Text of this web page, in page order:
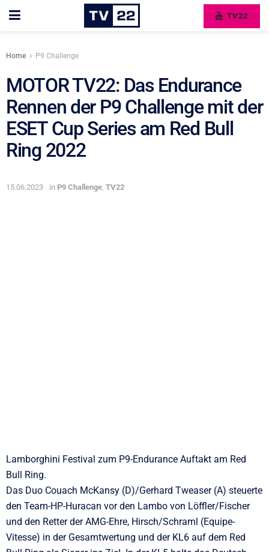
TV22
Home P9 Challenge
MOTOR TV22: Das Endurance
Rennen der P9 Challenge mit der
ESET Cup Series am Red Bull
Ring 2022
15.06.2023 in P9 Challenge TV22
Lamborghini Festival zum P9-Endurance Auftakt am Red
Bull Ring.
Das Duo Couach McKansy (D)/Gerhard Tweaser (A) steuerte
den Team-HP-Huracan vor den Lambo von Löffler/Fischer
und den Retter der AMG-Ehre, Hirsch/Schraml (Equipe-
Vitesse) in der Gesamtwertung und der KL6 auf dem Red